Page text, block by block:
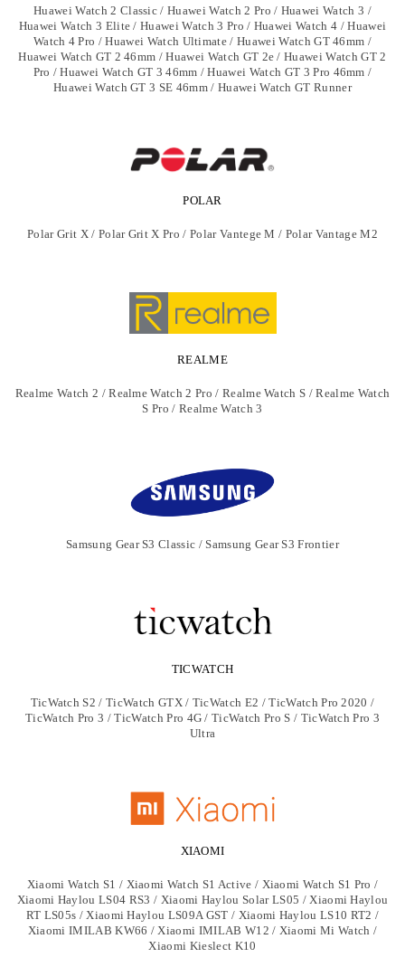
Huawei Watch 2 Classic / Huawei Watch 2 Pro / Huawei Watch 3 /
Huawei Watch 3 Elite / Huawei Watch 3 Pro / Huawei Watch 4 / Huawei
Watch 4 Pro / Huawei Watch Ultimate / Huawei Watch GT 46mm /
Huawei Watch GT 2 46mm / Huawei Watch GT 2e / Huawei Watch GT 2
Pro / Huawei Watch GT 3 46mm / Huawei Watch GT 3 Pro 46mm /
Huawei Watch GT 3 SE 46mm / Huawei Watch GT Runner
POLAR
Polar Grit X / Polar Grit X Pro / Polar Vantege M / Polar Vantage M2
REALME
Realme Watch 2 / Realme Watch 2 Pro / Realme Watch S / Realme Watch
S Pro / Realme Watch 3
Samsung Gear S3 Classic / Samsung Gear S3 Frontier
TICWATCH
TicWatch S2 / TicWatch GTX / TicWatch E2 / TicWatch Pro 2020 /
TicWatch Pro 3 / TicWatch Pro 4G / TicWatch Pro S / TicWatch Pro 3
Ultra
XIAOMI
Xiaomi Watch S1 / Xiaomi Watch S1 Active / Xiaomi Watch S1 Pro /
Xiaomi Haylou LS04 RS3 / Xiaomi Haylou Solar LS05 / Xiaomi Haylou
RT LS05s / Xiaomi Haylou LS09A GST / Xiaomi Haylou LS10 RT2 /
Xiaomi IMILAB KW66 / Xiaomi IMILAB W12 / Xiaomi Mi Watch /
Xiaomi Kieslect K10